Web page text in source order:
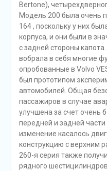
Bertone),
Модель 200 была очень
164 , поскольку у них
корпуса, и они были в
с задней стороны
вобрала в себя многие
опробованные в Volvo
был прототипом
автомобилей. Общая
пассажиров в случае
улучшена за счет очень
передней и задней
изменение касалось
конструкцию с верхним
260-я серия также
рядного